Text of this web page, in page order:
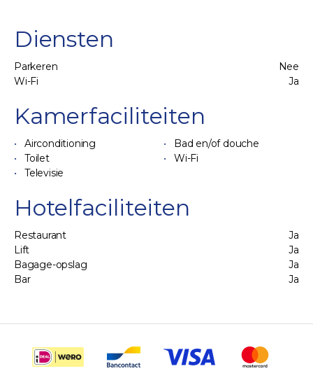
Diensten
Parkeren
Nee
Wi-Fi
Ja
Kamerfaciliteiten
Airconditioning
Bad en/of douche
Toilet
Wi-Fi
Televisie
Hotelfaciliteiten
Restaurant
Ja
Lift
Ja
Bagage-opslag
Ja
Bar
Ja